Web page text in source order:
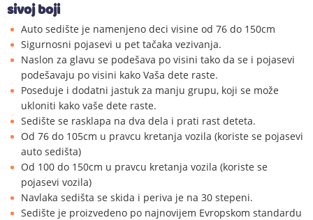
sivoj boji
Auto sedište je namenjeno deci visine od 76 do 150cm
Sigurnosni pojasevi u pet tačaka vezivanja.
Naslon za glavu se podešava po visini tako da se i pojasevi
podešavaju po visini kako Vaša dete raste.
Poseduje i dodatni jastuk za manju grupu, koji se može
ukloniti kako vaše dete raste.
Sedište se rasklapa na dva dela i prati rast deteta.
Od 76 do 105cm u pravcu kretanja vozila (koriste se pojasevi
auto sedišta)
Od 100 do 150cm u pravcu kretanja vozila (koriste se
pojasevi vozila)
Navlaka sedišta se skida i periva je na 30 stepeni.
Sedište je proizvedeno po najnovijem Evropskom standardu